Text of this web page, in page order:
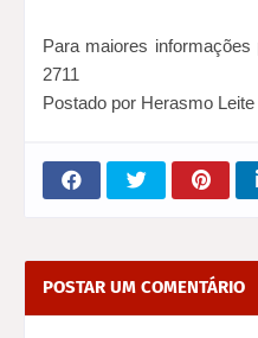
Para maiores informações
2711
Postado por Herasmo Leite
POSTAR UM COMENTÁRIO